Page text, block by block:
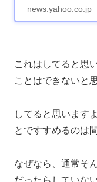
news.yahoo.co.jp
これはしてると思
ことはできないと
してると思います
とですすめるのは
なぜなら、通常そ
だったらしていな